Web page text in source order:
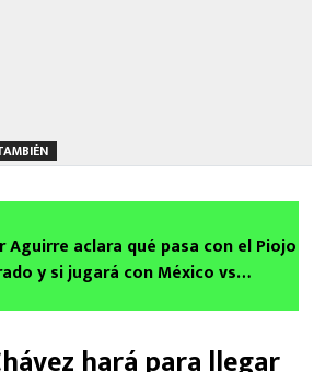
Aguirre aclara qué pasa con el Piojo
y si jugará con México vs
hará para llegar